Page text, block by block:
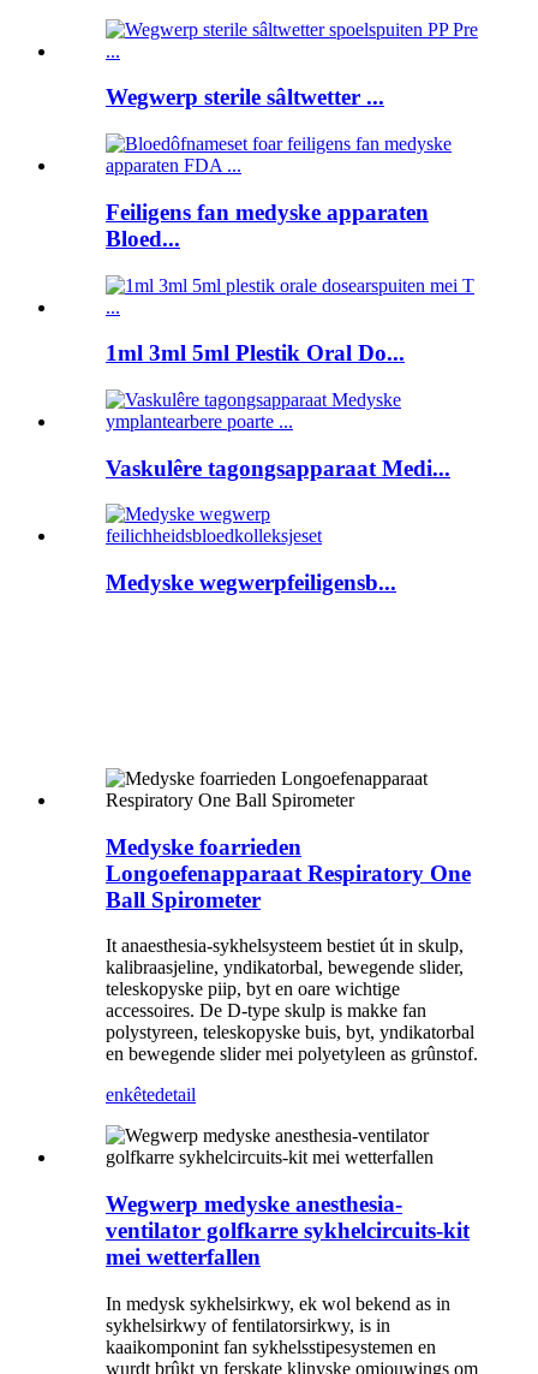
Wegwerp sterile sâltwetter ...
Feiligens fan medyske apparaten
Bloed...
1ml 3ml 5ml Plestik Oral Do...
Vaskulêre tagongsapparaat Medi...
Medyske wegwerpfeiligensb...
Medyske foarrieden
Longoefenapparaat Respiratory One
Ball Spirometer
It anaesthesia-sykhelsysteem bestiet út in skulp,
kalibraasjeline, yndikatorbal, bewegende slider,
teleskopyske piip, byt en oare wichtige
accessoires. De D-type skulp is makke fan
polystyreen, teleskopyske buis, byt, yndikatorbal
en bewegende slider mei polyetyleen as grûnstof.
enkêtedetail
Wegwerp medyske anesthesia-
ventilator golfkarre sykhelcircuits-kit
mei wetterfallen
In medysk sykhelsirkwy, ek wol bekend as in
sykhelsirkwy of fentilatorsirkwy, is in
kaaikomponint fan sykhelsstipesystemen en
wurdt brûkt yn ferskate klinyske omjouwings om